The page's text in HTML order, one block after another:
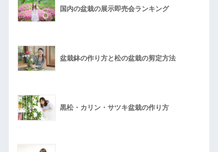
国内の盆栽の展示即売会ランキング
盆栽鉢の作り方と松の盆栽の剪定方法
黒松・カリン・サツキ盆栽の作り方